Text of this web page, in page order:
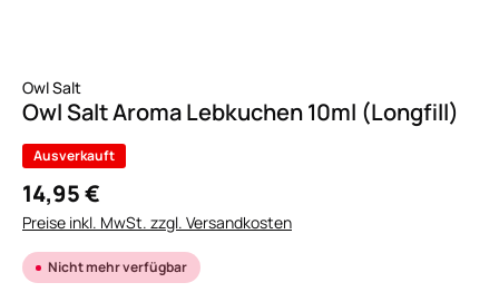
Owl Salt
Owl Salt Aroma Lebkuchen 10ml (Longfill)
Ausverkauft
14,95 €
Preise inkl. MwSt. zzgl. Versandkosten
Nicht mehr verfügbar